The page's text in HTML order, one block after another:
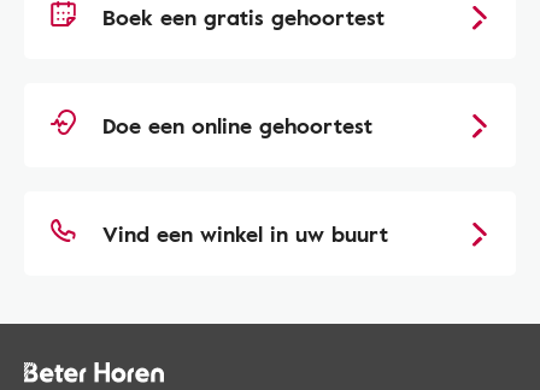
Boek een gratis gehoortest
Doe een online gehoortest
Vind een winkel in uw buurt